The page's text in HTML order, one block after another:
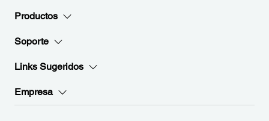
Productos
Soporte
Links Sugeridos
Empresa